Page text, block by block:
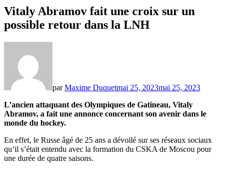
Vitaly Abramov fait une croix sur un
possible retour dans la LNH
parMaxime Duquetmai 25, 2023mai 25, 2023
L’ancien attaquant des Olympiques de Gatineau, Vitaly
Abramov, a fait une annonce concernant son avenir dans le
monde du hockey.
En effet, le Russe âgé de 25 ans a dévoilé sur ses réseaux sociaux
qu’il s’était entendu avec la formation du CSKA de Moscou pour
une durée de quatre saisons.